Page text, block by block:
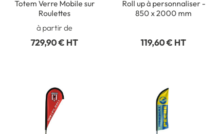
Totem Verre Mobile sur
Roulettes
à partir de
729,90 € HT
Roll up à personnaliser -
850 x 2000 mm
119,60 € HT